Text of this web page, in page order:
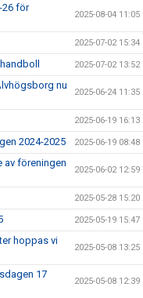
26 för
2025-08-04 11:05
2025-07-02 15:34
2025-07-02 13:52
nu
2025-06-24 11:35
2025-06-19 16:13
2024-2025 2025-06-19 08:48
av föreningen
2025-06-02 12:59
2025-05-28 15:20
2025-05-19 15:47
hoppas vi
2025-05-08 13:25
17
2025-05-08 12:39